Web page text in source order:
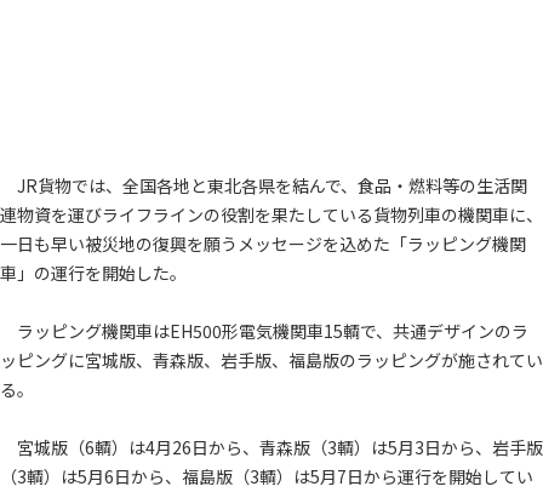
JR貨物では、全国各地と東北各県を結んで、食品・燃料等の生活関
連物資を運びライフラインの役割を果たしている貨物列車の機関車に、
一日も早い被災地の復興を願うメッセージを込めた「ラッピング機関
車」の運行を開始した。
ラッピング機関車はEH500形電気機関車15輌で、共通デザインのラ
ッピングに宮城版、青森版、岩手版、福島版のラッピングが施されてい
る。
宮城版（6輌）は4月26日から、青森版（3輌）は5月3日から、岩手版
（3輌）は5月6日から、福島版（3輌）は5月7日から運行を開始してい